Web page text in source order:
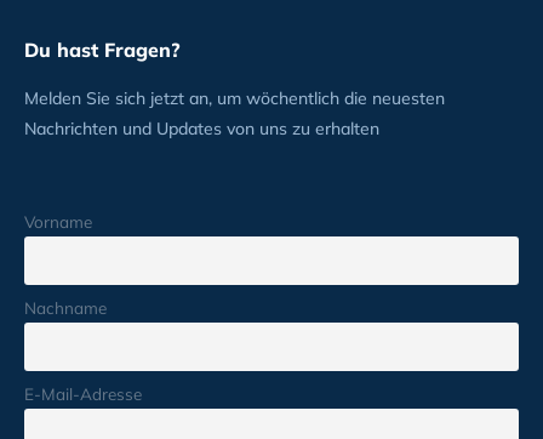
Du hast Fragen?
Melden Sie sich jetzt an, um wöchentlich die neuesten
Nachrichten und Updates von uns zu erhalten
Vorname
Nachname
E-Mail-Adresse